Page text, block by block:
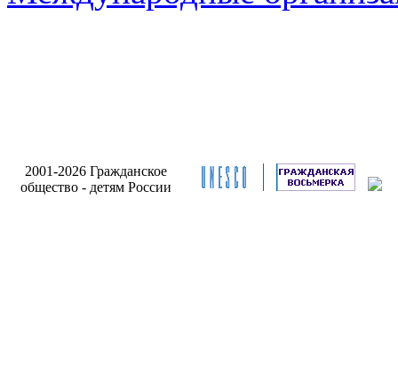
2001-2026 Гражданское
общество - детям России